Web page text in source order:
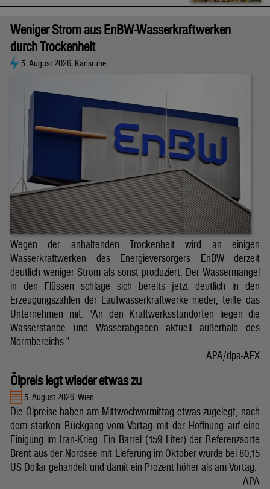
Weniger Strom aus EnBW-Wasserkraftwerken
durch Trockenheit
5. August 2026, Karlsruhe
Wegen der anhaltenden Trockenheit wird an einigen
Wasserkraftwerken des Energieversorgers EnBW derzeit
deutlich weniger Strom als sonst produziert. Der Wassermangel
in den Flüssen schlage sich bereits jetzt deutlich in den
Erzeugungszahlen der Laufwasserkraftwerke nieder, teilte das
Unternehmen mit. "An den Kraftwerksstandorten liegen die
Wasserstände und Wasserabgaben aktuell außerhalb des
Normbereichs."
APA/dpa-AFX
Ölpreis legt wieder etwas zu
5. August 2026, Wien
Die Ölpreise haben am Mittwochvormittag etwas zugelegt, nach
dem starken Rückgang vom Vortag mit der Hoffnung auf eine
Einigung im Iran-Krieg. Ein Barrel (159 Liter) der Referenzsorte
Brent aus der Nordsee mit Lieferung im Oktober wurde bei 80,15
US-Dollar gehandelt und damit ein Prozent höher als am Vortag.
APA